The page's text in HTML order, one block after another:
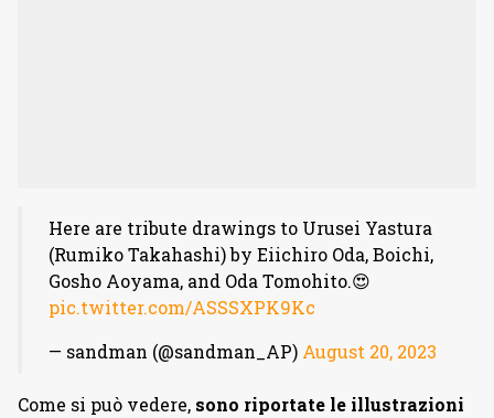
Here are tribute drawings to Urusei Yastura
(Rumiko Takahashi) by Eiichiro Oda, Boichi,
Gosho Aoyama, and Oda Tomohito.😍
pic.twitter.com/ASSSXPK9Kc
— sandman (@sandman_AP) August 20, 2023
Come si può vedere, sono riportate le illustrazioni